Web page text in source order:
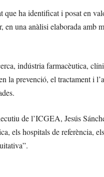
ha identificat i posat en
en una anàlisi elaborada amb
indústria farmacèutica,
la prevenció, el tractament i
de l’ICGEA, Jesús
els hospitals de referència,